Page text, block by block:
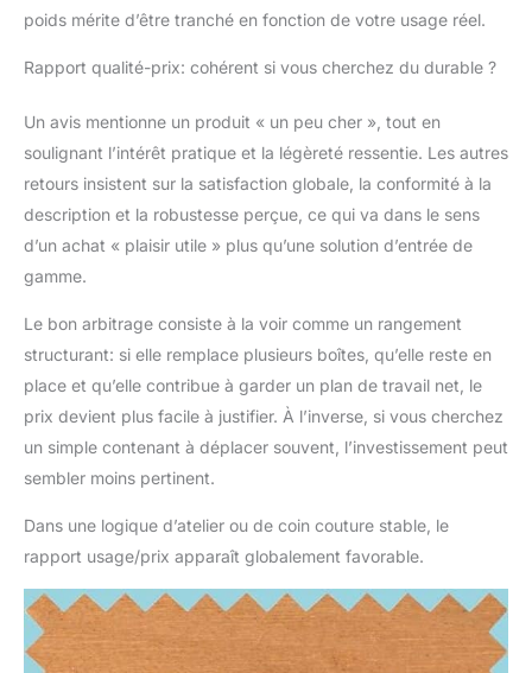
poids mérite d’être tranché en fonction de votre usage réel.
Rapport qualité-prix: cohérent si vous cherchez du durable ?
Un avis mentionne un produit « un peu cher », tout en
soulignant l’intérêt pratique et la légèreté ressentie. Les autres
retours insistent sur la satisfaction globale, la conformité à la
description et la robustesse perçue, ce qui va dans le sens
d’un achat « plaisir utile » plus qu’une solution d’entrée de
gamme.
Le bon arbitrage consiste à la voir comme un rangement
structurant: si elle remplace plusieurs boîtes, qu’elle reste en
place et qu’elle contribue à garder un plan de travail net, le
prix devient plus facile à justifier. À l’inverse, si vous cherchez
un simple contenant à déplacer souvent, l’investissement peut
sembler moins pertinent.
Dans une logique d’atelier ou de coin couture stable, le
rapport usage/prix apparaît globalement favorable.